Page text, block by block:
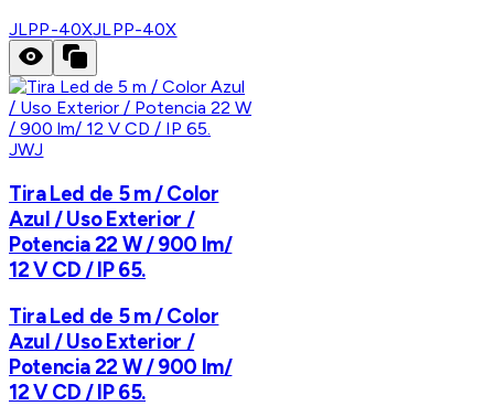
JLPP-40XJLPP-40X
JWJ
Tira Led de 5 m / Color
Azul / Uso Exterior /
Potencia 22 W / 900 lm/
12 V CD / IP 65.
Tira Led de 5 m / Color
Azul / Uso Exterior /
Potencia 22 W / 900 lm/
12 V CD / IP 65.